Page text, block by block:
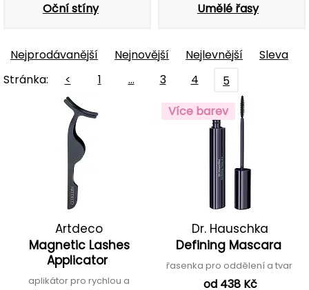
Oční stíny Umělé řasy
Nejprodávanější Nejnovější Nejlevnější
Sleva
Stránka:
< 1 … 3 4 5
Artdeco
Magnetic Lashes
Applicator
aplikátor pro rychlou a
Více barev
Dr. Hauschka
Defining Mascara
řasenka pro oddělení a tvar
od 438 Kč